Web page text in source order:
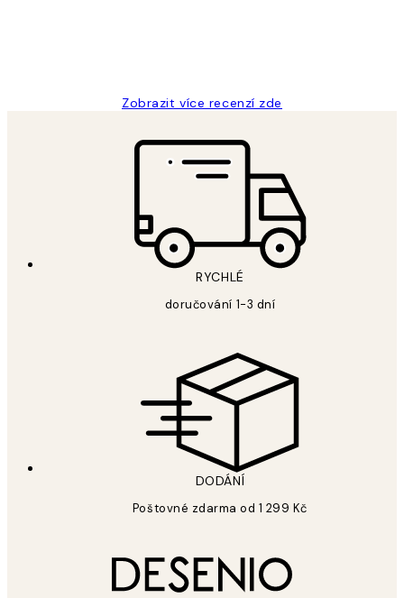
Zobrazit více recenzí zde
RYCHLÉ
doručování 1-3 dní
DODÁNÍ
Poštovné zdarma od 1 299 Kč